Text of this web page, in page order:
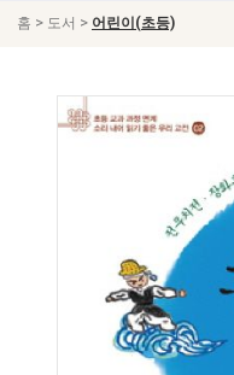
홈 > 도서 > 어린이(초등)